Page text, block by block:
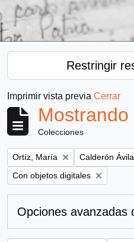
Restringir
Imprimir vista previa Cerrar
Colecciones
Remove filter:
Ortíz, María Remove filter:
Calderón
Remove filter:
Con objetos digitales
Opciones avanzadas